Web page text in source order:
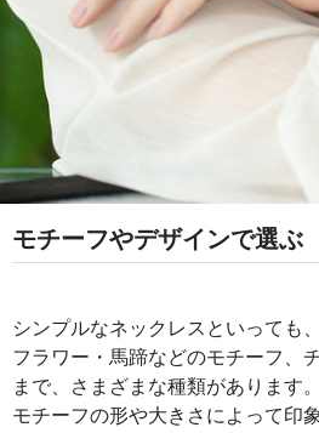
モチーフやデザインで選ぶ
シンプルなネックレスといっても
フラワー・馬蹄などのモチーフ、
まで、さまざまな種類があります。
モチーフの形や大きさによって印